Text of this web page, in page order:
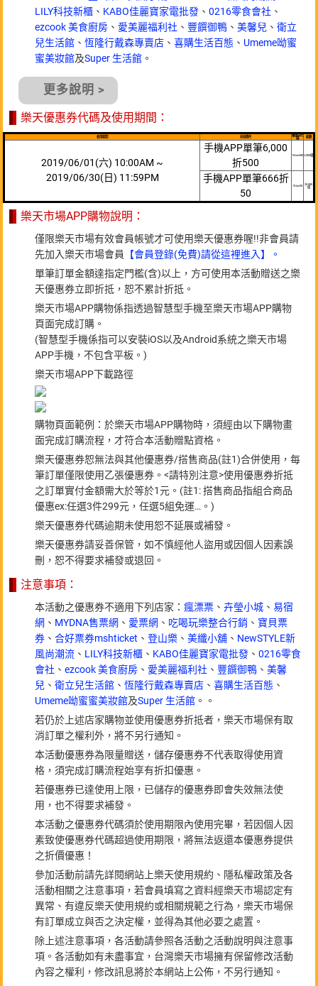
LILY科技新櫃 、 KABO佳麗寶家電批發 、 0216零食會社 、
ezcook 美食廚房 、 愛美麗福利社 、 豐饌御鴨 、 美馨兒 、 衛立
兒生活館 、 恆隆行戴森專賣店 、 喜購生活百態 、 Umeme呦蜜
蜜美妝館及Super 生活館 。
更多說明 >
樂天優惠券代碼及使用期間：
使用期間 折抵條件
優惠券代
碼
組數
2019/06/01(六) 10:00AM ~
2019/06/30(日) 11:59PM
手機APP單筆6,000
折500
19Jun500 3,000組
手機APP單筆666折
50
19Jun50 20,000
組
樂天市場APP購物說明：
僅限樂天市場有效會員帳號才可使用樂天優惠券喔!!非會員請
先加入樂天市場會員
【會員登錄(免費)請從這裡進入】。
單筆訂單金額達指定門檻(含)以上，方可使用本活動贈送之樂
天優惠券立即折抵，恕不累計折抵。
樂天市場APP購物係指透過智慧型手機至樂天市場APP購物
頁面完成訂購。
(智慧型手機係指可以安裝iOS以及Android系統之樂天市場
APP手機，不包含平板。)
樂天市場APP下載路徑
購物頁面範例：於樂天市場APP購物時，須經由以下購物畫
面完成訂購流程，才符合本活動贈點資格。
樂天優惠券恕無法與其他優惠券/搭售商品(註1)合併使用，每
筆訂單僅限使用乙張優惠券。<請特別注意>使用優惠券折抵
之訂單實付金額需大於等於1元。(註1: 搭售商品指組合商品
優惠ex:任選3件299元，任選5組免運…。)
樂天優惠券代碼逾期未使用恕不延展或補發。
樂天優惠券請妥善保管，如不慎經他人盜用或因個人因素誤
刪，恕不得要求補發或退回。
注意事項：
本活動之優惠券不適用下列店家： 瘋漂票 、 卉瑩小城 、 易宿
網 、 MYDNA售票網 、 愛票網 、 吃喝玩樂整合行銷 、 寶貝票
券 、 合好票券mshticket 、 登山樂 、 美纖小舖 、 NewSTYLE新
風尚潮流 、 LILY科技新櫃 、 KABO佳麗寶家電批發 、 0216零食
會社 、 ezcook 美食廚房 、 愛美麗福利社 、 豐饌御鴨 、 美馨
兒 、 衛立兒生活館 、 恆隆行戴森專賣店 、 喜購生活百態 、
Umeme呦蜜蜜美妝館及Super 生活館 。。
若仍於上述店家購物並使用優惠券折抵者，樂天市場保有取
消訂單之權利外，將不另行通知。
本活動優惠券為限量贈送，儲存優惠券不代表取得使用資
格，須完成訂購流程始享有折扣優惠。
若優惠券已達使用上限，已儲存的優惠券即會失效無法使
用，也不得要求補發。
本活動之優惠券代碼須於使用期限內使用完畢，若因個人因
素致使優惠券代碼超過使用期限，將無法返還本優惠券提供
之折價優惠！
參加活動前請先詳閱網站上樂天使用規約、隱私權政策及各
活動相關之注意事項，若會員填寫之資料經樂天市場認定有
異常、有違反樂天使用規約或相關規範之行為，樂天市場保
有訂單成立與否之決定權，並得為其他必要之處置。
除上述注意事項，各活動請參照各活動之活動說明與注意事
項。各活動如有未盡事宜，台灣樂天市場擁有保留修改活動
內容之權利，修改訊息將於本網站上公佈，不另行通知。